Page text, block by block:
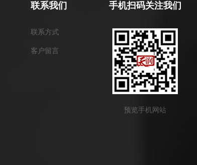
联系我们
联系方式
客户留言
手机扫码关注我们
预览手机网站